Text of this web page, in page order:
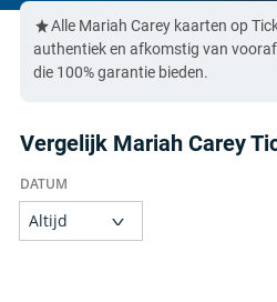
Alle Mariah Carey kaarten op
authentiek en afkomstig van
die 100% garantie bieden.
Vergelijk Mariah Carey